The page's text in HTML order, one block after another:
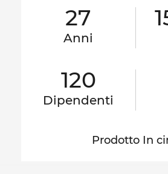
27
Anni
120
Dipendenti
Prodotto In